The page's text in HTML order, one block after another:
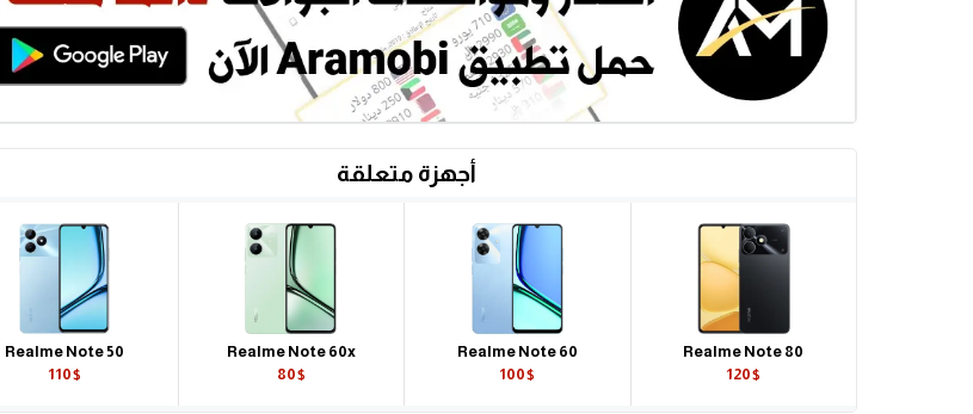
أجهزة متعلقة
Realme Note 80
120$
Realme Note 60
100$
Realme Note 60x
80$
Realme Note 50
110$